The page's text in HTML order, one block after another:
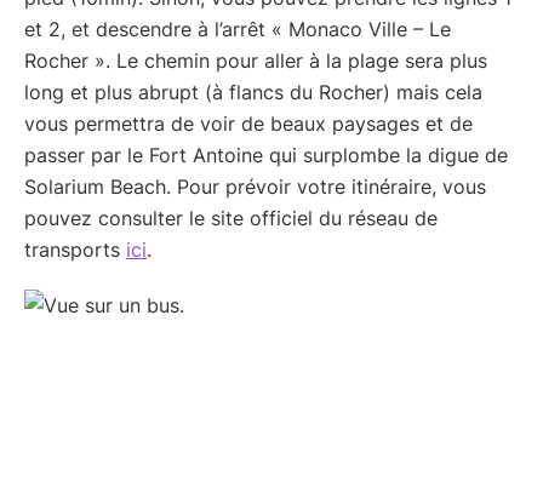
et 2, et descendre à l’arrêt « Monaco Ville – Le
Rocher ». Le chemin pour aller à la plage sera plus
long et plus abrupt (à flancs du Rocher) mais cela
vous permettra de voir de beaux paysages et de
passer par le Fort Antoine qui surplombe la digue de
Solarium Beach. Pour prévoir votre itinéraire, vous
pouvez consulter le site officiel du réseau de
transports ici.